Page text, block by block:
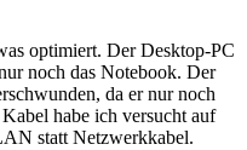
optimiert. Der Desktop-PC
noch das Notebook. Der
da er nur noch
habe ich versucht auf
statt Netzwerkkabel.